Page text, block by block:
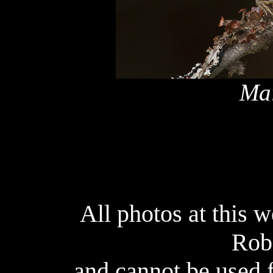
All photos at this